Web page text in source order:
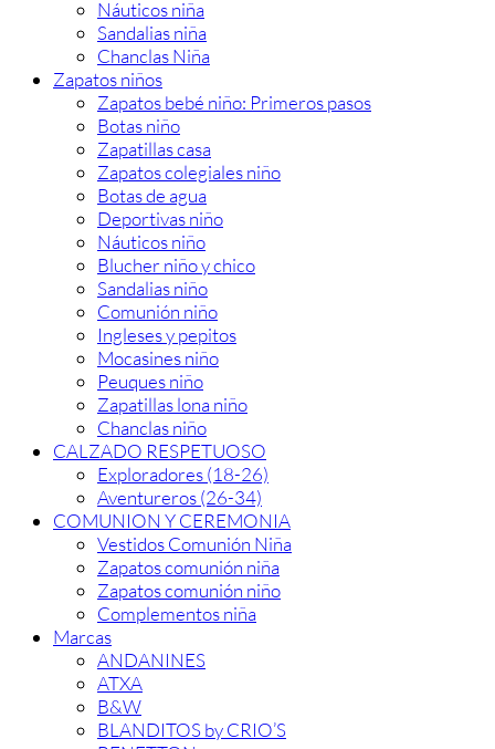
Náuticos niña
Sandalias niña
Chanclas Niña
Zapatos niños
Zapatos bebé niño: Primeros pasos
Botas niño
Zapatillas casa
Zapatos colegiales niño
Botas de agua
Deportivas niño
Náuticos niño
Blucher niño y chico
Sandalias niño
Comunión niño
Ingleses y pepitos
Mocasines niño
Peuques niño
Zapatillas lona niño
Chanclas niño
CALZADO RESPETUOSO
Exploradores (18-26)
Aventureros (26-34)
COMUNION Y CEREMONIA
Vestidos Comunión Niña
Zapatos comunión niña
Zapatos comunión niño
Complementos niña
Marcas
ANDANINES
ATXA
B&W
BLANDITOS by CRIO’S